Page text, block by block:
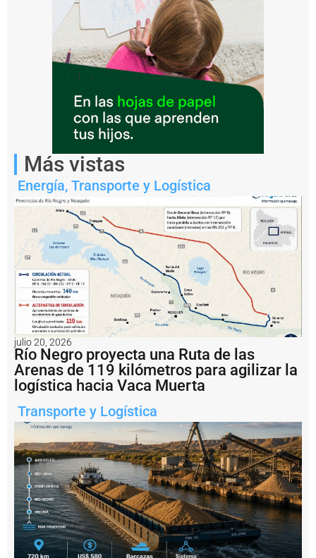
Notas
relacionadas
P
r
e
c
t
r
o
n
fi
r
m
e
l
r
e
s
a
b
l
e
c
Más vistas
Energía, Transporte y Logística
julio 20, 2026
Río Negro proyecta una Ruta de las
Arenas de 119 kilómetros para agilizar la
logística hacia Vaca Muerta
Transporte y Logística